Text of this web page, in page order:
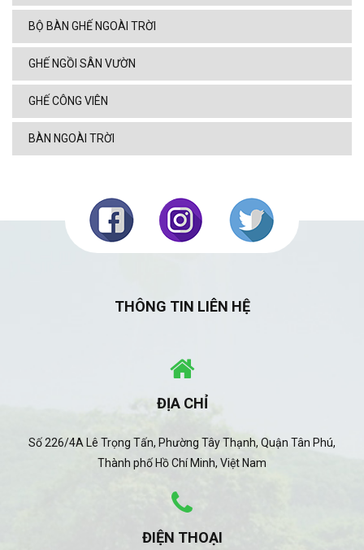
BỘ BÀN GHẾ NGOÀI TRỜI
GHẾ NGỒI SÂN VƯỜN
GHẾ CÔNG VIÊN
BÀN NGOÀI TRỜI
THÔNG TIN LIÊN HỆ
ĐỊA CHỈ
Số 226/4A Lê Trọng Tấn, Phường Tây Thạnh, Quận Tân Phú,
Thành phố Hồ Chí Minh, Việt Nam
ĐIỆN THOẠI